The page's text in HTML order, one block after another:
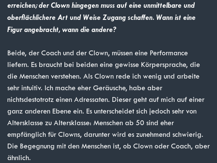
erreichen; der Clown hingegen muss auf eine unmittelbare und
oberflächlichere Art und Weise Zugang schaffen. Wann ist eine
Figur angebracht, wann die andere?
Beide, der Coach und der Clown, müssen eine Performance
liefern. Es braucht bei beiden eine gewisse Körpersprache, die
die Menschen verstehen. Als Clown rede ich wenig und arbeite
sehr intuitiv. Ich mache eher Geräusche, habe aber
nichtsdestotrotz einen Adressaten. Dieser geht auf mich auf einer
ganz anderen Ebene ein. Es unterscheidet sich jedoch sehr von
Altersklasse zu Altersklasse: Menschen ab 50 sind eher
empfänglich für Clowns, darunter wird es zunehmend schwierig.
Die Begegnung mit den Menschen ist, ob Clown oder Coach, aber
ähnlich.